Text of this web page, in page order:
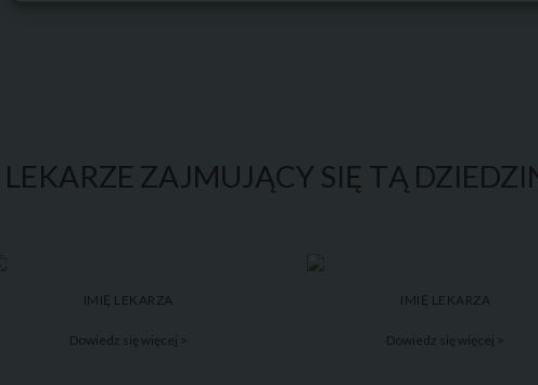
LEKARZE ZAJMUJĄCY SIĘ TĄ
IMIĘ LEKARZA
Dowiedz się więcej >
IMIĘ LEKARZA
Dowiedz się więcej >